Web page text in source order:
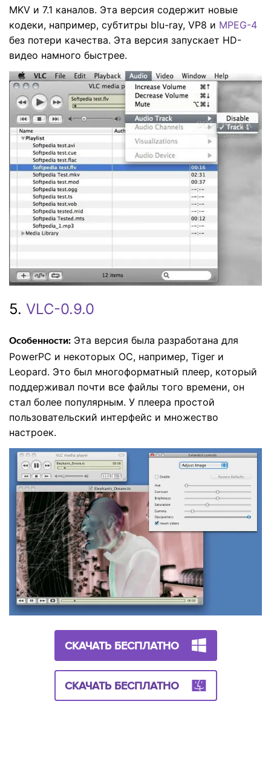
MKV и 7.1 каналов. Эта версия содержит новые
кодеки, например, субтитры blu-ray, VP8 и MPEG-4
без потери качества. Эта версия запускает HD-
видео намного быстрее.
5. VLC-0.9.0
Особенности: Эта версия была разработана для
PowerPC и некоторых ОС, например, Tiger и
Leopard. Это был многоформатный плеер, который
поддерживал почти все файлы того времени, он
стал более популярным. У плеера простой
пользовательский интерфейс и множество
настроек.
СКАЧАТЬ БЕСПЛАТНО
СКАЧАТЬ БЕСПЛАТНО